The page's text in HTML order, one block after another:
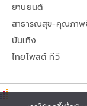
ยานยนต์
สาธารณสุข-คุณภาพ
บันเทิง
ไทยโพสต์ ทีวี